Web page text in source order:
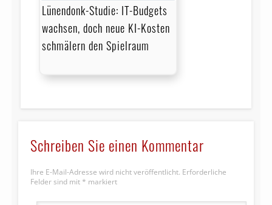
Lünendonk-Studie: IT-Budgets
wachsen, doch neue KI-Kosten
schmälern den Spielraum
Schreiben Sie einen Kommentar
Ihre E-Mail-Adresse wird nicht veröffentlicht. Erforderliche
Felder sind mit * markiert